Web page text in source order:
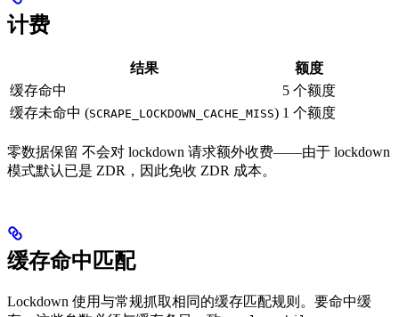
计费
结果
额度
缓存命中
5 个额度
缓存未命中 (SCRAPE_LOCKDOWN_CACHE_MISS) 1 个额度
零数据保留 不会对 lockdown 请求额外收费——由于 lockdown
模式默认已是 ZDR，因此免收 ZDR 成本。
缓存命中匹配
Lockdown 使用与常规抓取相同的缓存匹配规则。要命中缓